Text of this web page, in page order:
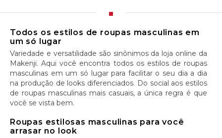
Todos os estilos de roupas masculinas em
um só lugar
Variedade e versatilidade são sinônimos da loja online da
Makenji. Aqui você encontra todos os estilos de roupas
masculinas em um só lugar para facilitar o seu dia a dia
na produção de looks diferenciados. Do social aos estilos
de roupas masculinas mais casuais, a única regra é que
você se vista bem.
Roupas estilosas masculinas para você
arrasar no look